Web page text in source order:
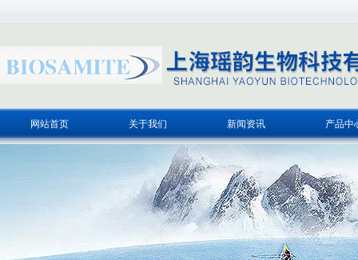
网站首页 关于我们 新闻资讯 产品中